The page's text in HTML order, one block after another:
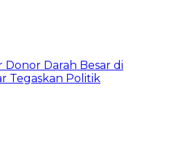
Donor Darah Besar di
Tegaskan Politik